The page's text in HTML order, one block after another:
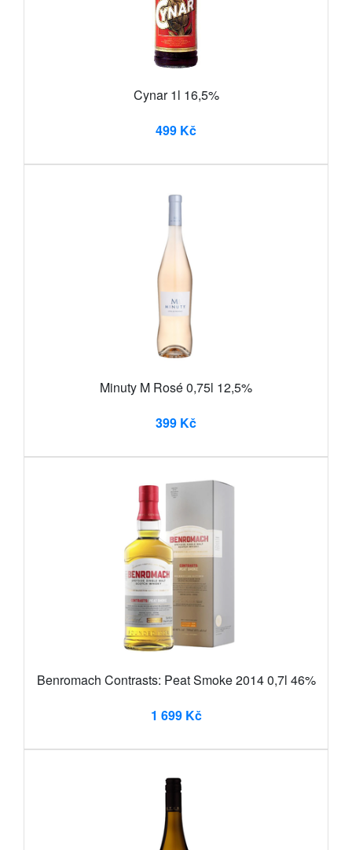
Cynar 1l 16,5%
499 Kč
Minuty M Rosé 0,75l 12,5%
399 Kč
Benromach Contrasts: Peat Smoke 2014 0,7l 46%
1 699 Kč